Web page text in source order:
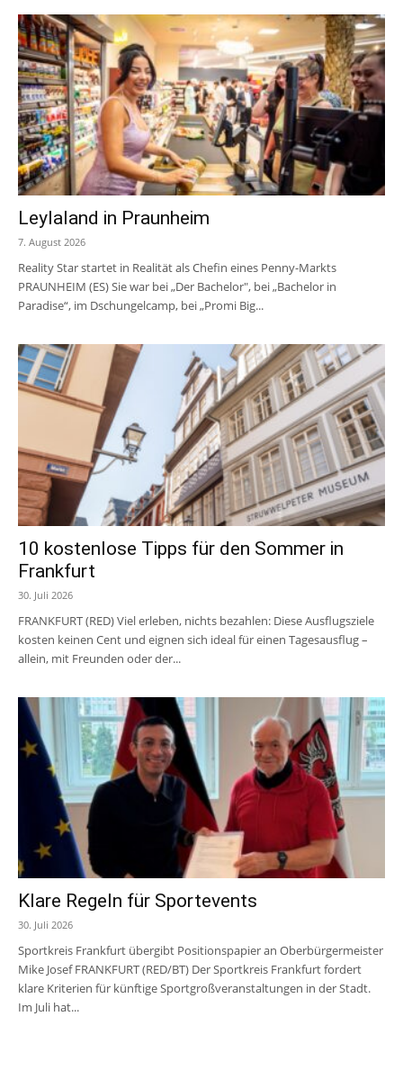
Leylaland in Praunheim
7. August 2026
Reality Star startet in Realität als Chefin eines Penny-Markts
PRAUNHEIM (ES) Sie war bei „Der Bachelor", bei „Bachelor in
Paradise“, im Dschungelcamp, bei „Promi Big...
10 kostenlose Tipps für den Sommer in
Frankfurt
30. Juli 2026
FRANKFURT (RED) Viel erleben, nichts bezahlen: Diese Ausflugsziele
kosten keinen Cent und eignen sich ideal für einen Tagesausflug –
allein, mit Freunden oder der...
Klare Regeln für Sportevents
30. Juli 2026
Sportkreis Frankfurt übergibt Positionspapier an Oberbürgermeister
Mike Josef FRANKFURT (RED/BT) Der Sportkreis Frankfurt fordert
klare Kriterien für künftige Sportgroßveranstaltungen in der Stadt.
Im Juli hat...